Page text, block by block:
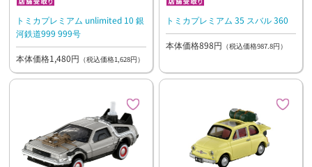
トミカプレミアム unlimited 10 銀
河鉄道999 999号
本体価格1,480円 （税込価格1,628円）
トミカプレミアム 35 スバル 360
本体価格898円 （税込価格987.8円）